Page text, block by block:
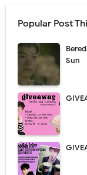
Popular Post
Sun